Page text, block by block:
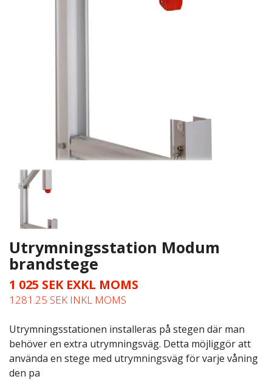
Utrymningsstation Modum
brandstege
1 025 SEK EXKL MOMS
1281.25 SEK INKL MOMS
Utrymningsstationen installeras på stegen där man
behöver en extra utrymningsväg. Detta möjliggör att
använda en stege med utrymningsväg för varje våning
den pa